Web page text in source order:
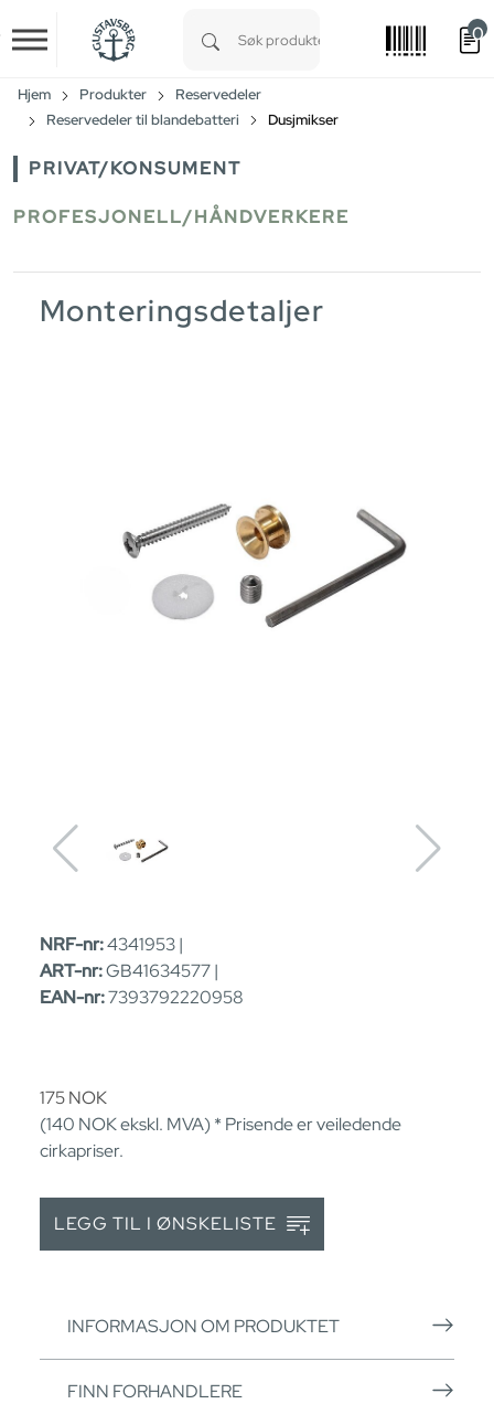
Skip to main content
0
Hjem Produkter
Reservedeler
Reservedeler til blandebatteri
Dusjmikser
PRIVAT/KONSUMENT
PROFESJONELL/HÅNDVERKERE
Monteringsdetaljer
NRF-nr:4341953 |
ART-nr:GB41634577 |
EAN-nr:7393792220958
175NOK
(140 NOKekskl. MVA) * Prisende er veiledende
cirkapriser.
LEGG TIL I ØNSKELISTE
INFORMASJON OM PRODUKTET
FINN FORHANDLERE